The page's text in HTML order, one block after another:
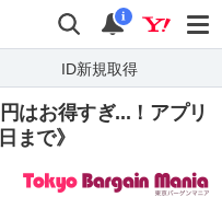
検索 通知
i
ID新規取得
はお得すぎ...！アプリ
まで》